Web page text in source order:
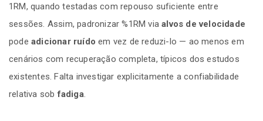
1RM, quando testadas com repouso suficiente entre
sessões. Assim, padronizar %1RM viaalvos de velocidade
pode adicionar ruído em vez de reduzi-lo — ao menos em
cenários com recuperação completa, típicos dos estudos
existentes. Falta investigar explicitamente a confiabilidade
relativa sobfadiga.